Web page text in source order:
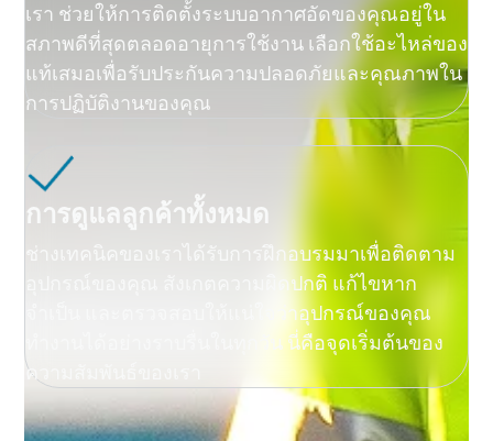
เรา ช่วยให้การติดตั้งระบบอากาศอัดของคุณอยู่ใน
สภาพดีที่สุดตลอดอายุการใช้งาน เลือกใช้อะไหล่ของ
แท้เสมอเพื่อรับประกันความปลอดภัยและคุณภาพใน
การปฏิบัติงานของคุณ
การดูแลลูกค้าทั้งหมด
ช่างเทคนิคของเราได้รับการฝึกอบรมมาเพื่อติดตาม
อุปกรณ์ของคุณ สังเกตความผิดปกติ แก้ไขหาก
จำเป็น และตรวจสอบให้แน่ใจว่าอุปกรณ์ของคุณ
ทำงานได้อย่างราบรื่นในทุกวัน นี่คือจุดเริ่มต้นของ
ความสัมพันธ์ของเรา